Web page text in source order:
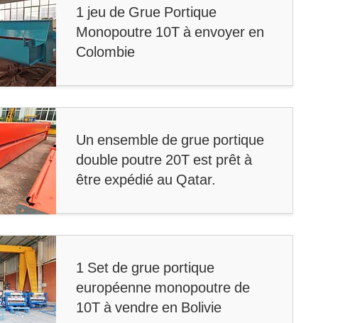
1 jeu de Grue Portique
Monopoutre 10T à envoyer en
Colombie
Un ensemble de grue portique
double poutre 20T est prêt à
être expédié au Qatar.
1 Set de grue portique
européenne monopoutre de
10T à vendre en Bolivie